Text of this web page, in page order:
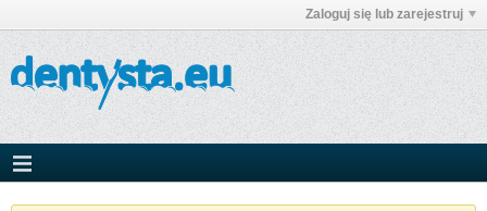
Zaloguj się lub zarejestruj